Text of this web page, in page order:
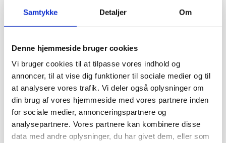
Samtykke Detaljer Om
Denne hjemmeside bruger cookies
Vi bruger cookies til at tilpasse vores indhold og
annoncer, til at vise dig funktioner til sociale medier og til
at analysere vores trafik. Vi deler også oplysninger om
din brug af vores hjemmeside med vores partnere inden
for sociale medier, annonceringspartnere og
analysepartnere. Vores partnere kan kombinere disse
data med andre oplysninger, du har givet dem, eller som
100 kr. / dag
Fri adgang til alle faciliteter i hele
åbningstiden den pågældende dag.
Købes i centret